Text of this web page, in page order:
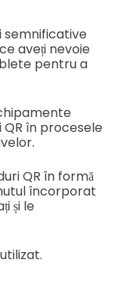
semnificative
aveți nevoie
pentru a
în procesele
QR în formă
încorporat
și le